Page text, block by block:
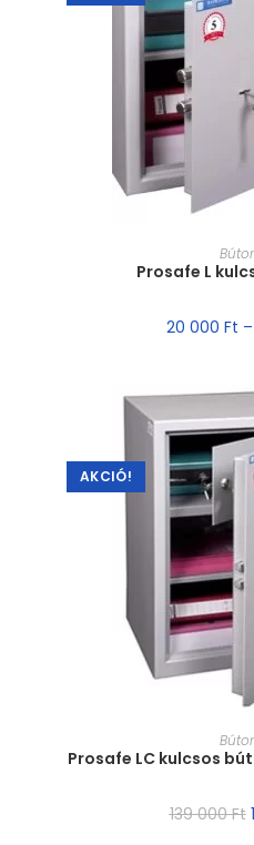
MÉRET
Prosafe L
20 000 Ft –
AKCIÓ!
MÉRET
Prosafe LC kulcsos
139 000Ft